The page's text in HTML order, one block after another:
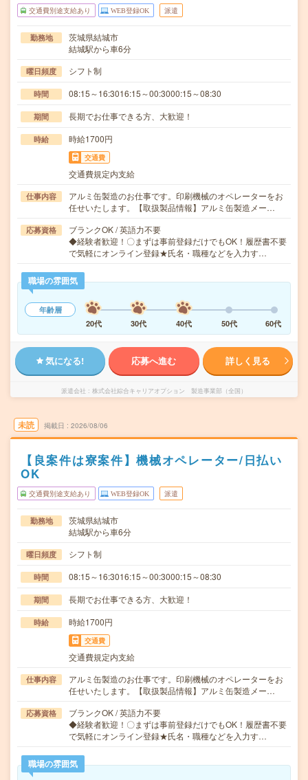
交通費別途支給あり WEB登録OK 派遣
勤務地
茨城県結城市
結城駅から車6分
曜日頻度 シフト制
時間 08:15～16:3016:15～00:3000:15～08:30
期間 長期でお仕事できる方、大歓迎！
時給 時給1700円
交通費
交通費規定内支給
仕事内容
アルミ缶製造のお仕事です。印刷機械のオペレーターをお
任せいたします。【取扱製品情報】アルミ缶製造メー…
応募資格
ブランクOK / 英語力不要
◆経験者歓迎！〇まずは事前登録だけでもOK！履歴書不要
で気軽にオンライン登録★氏名・職種などを入力す…
職場の雰囲気
年齢層
20代
30代 40代 50代 60代
気になる! 応募へ進む 詳しく見る
派遣会社 株式会社綜合キャリアオプション 製造事業部（全国）
未読 掲載日 2026/08/06
【良案件は寮案件】機械オペレーター/日払い
OK
交通費別途支給あり WEB登録OK 派遣
勤務地
茨城県結城市
結城駅から車6分
曜日頻度 シフト制
時間 08:15～16:3016:15～00:3000:15～08:30
期間 長期でお仕事できる方、大歓迎！
時給 時給1700円
交通費
交通費規定内支給
仕事内容
アルミ缶製造のお仕事です。印刷機械のオペレーターをお
任せいたします。【取扱製品情報】アルミ缶製造メー…
応募資格
ブランクOK / 英語力不要
◆経験者歓迎！〇まずは事前登録だけでもOK！履歴書不要
で気軽にオンライン登録★氏名・職種などを入力す…
職場の雰囲気